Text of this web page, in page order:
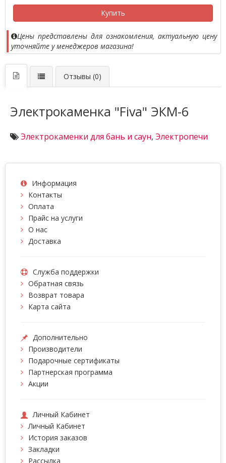
Купить
Цены представлены для ознакомления, актуальную цену
уточняйте у менеджеров магазина!
Отзывы (0)
Электрокаменка "Fiva" ЭКМ-6
Электрокаменки для бань и саун, Электропечи
Информация
Контакты
Оплата
Прайс на услуги
О нас
Доставка
Служба поддержки
Обратная связь
Возврат товара
Карта сайта
Дополнительно
Производители
Подарочные сертификаты
Партнерская программа
Акции
Личный Кабинет
Личный Кабинет
История заказов
Закладки
Рассылка